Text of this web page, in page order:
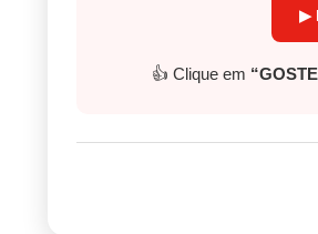
▶
👍 Clique em